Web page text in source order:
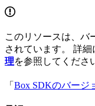
このリソースは、バ
されています。 詳細
理を参照してくださ
「 Box SDKのバージ